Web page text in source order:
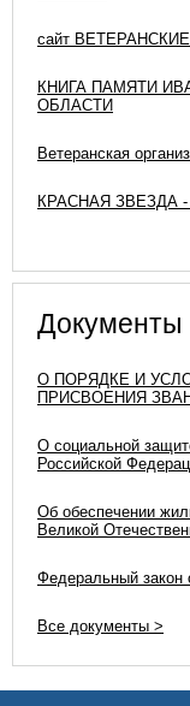
сайт
КНИГА ПАМЯТИ
ОБЛАСТИ
Ветеранская
КРАСНАЯ ЗВЕЗДА -
Документы
О ПОРЯДКЕ И
ПРИСВОЕНИЯ
О социальной
Российской
Об обеспечении
Великой
Федеральный закон
Все документы >